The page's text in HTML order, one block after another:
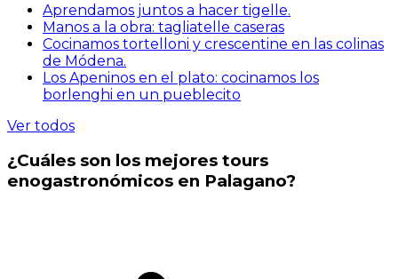
Aprendamos juntos a hacer tigelle.
Manos a la obra: tagliatelle caseras
Cocinamos tortelloni y crescentine en las colinas
de Módena.
Los Apeninos en el plato: cocinamos los
borlenghi en un pueblecito
Ver todos
¿Cuáles son los mejores tours
enogastronómicos en Palagano?